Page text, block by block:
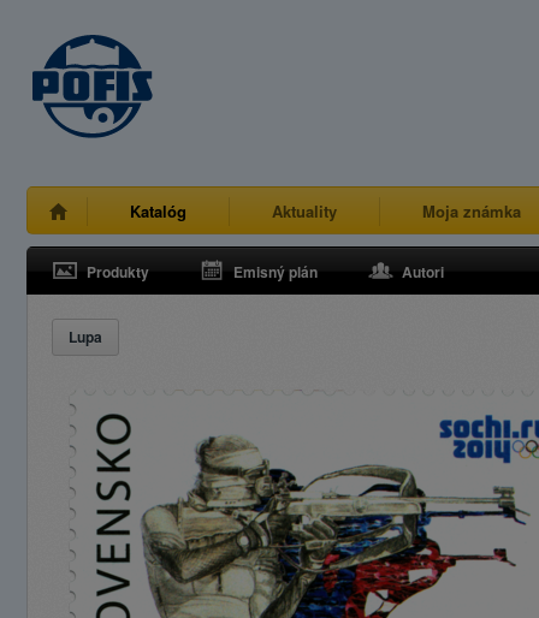
Katalóg Aktuality Moja známka
Produkty Emisný plán Autori
Lupa